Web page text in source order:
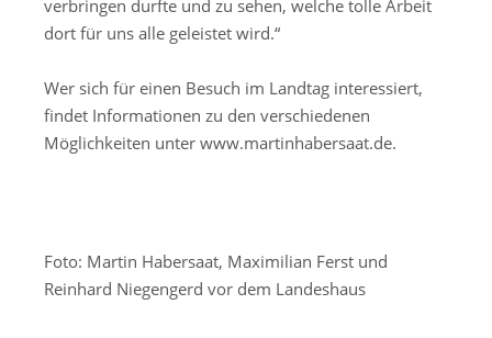
verbringen durfte und zu sehen, welche tolle Arbeit
dort für uns alle geleistet wird.“
Wer sich für einen Besuch im Landtag interessiert,
findet Informationen zu den verschiedenen
Möglichkeiten unter www.martinhabersaat.de.
Foto: Martin Habersaat, Maximilian Ferst und
Reinhard Niegengerd vor dem Landeshaus